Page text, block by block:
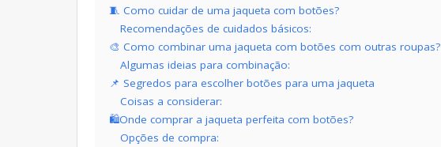
🧵 Como cuidar de uma jaqueta com botões?
Recomendações de cuidados básicos:
🎨 Como combinar uma jaqueta com botões com outras roupas?
Algumas ideias para combinação:
📌 Segredos para escolher botões para uma jaqueta
Coisas a considerar:
🛍Onde comprar a jaqueta perfeita com botões?
Opções de compra: